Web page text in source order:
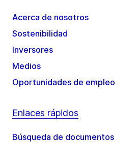
Acerca de nosotros
Sostenibilidad
Inversores
Medios
Oportunidades de empleo
Enlaces rápidos
Búsqueda de documentos